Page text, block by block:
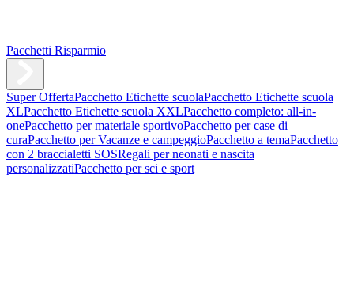
Pacchetti Risparmio
Super OffertaPacchetto Etichette scuolaPacchetto Etichette scuola
XLPacchetto Etichette scuola XXLPacchetto completo: all-in-
onePacchetto per materiale sportivoPacchetto per case di
curaPacchetto per Vacanze e campeggioPacchetto a temaPacchetto
con 2 braccialetti SOSRegali per neonati e nascita
personalizzatiPacchetto per sci e sport